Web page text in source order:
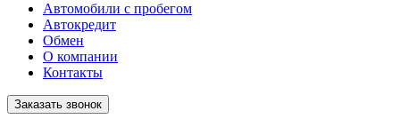
Автомобили с пробегом
Автокредит
Обмен
О компании
Контакты
Заказать звонок